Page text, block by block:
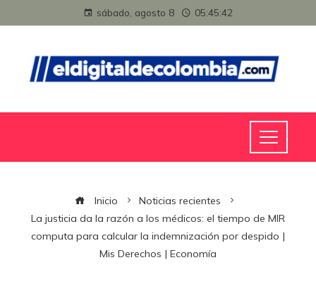
sábado, agosto 8 05:45:43
Inicio
Noticias recientes
La justicia da la razón a los médicos: el tiempo de MIR
computa para calcular la indemnización por despido |
Mis Derechos | Economía